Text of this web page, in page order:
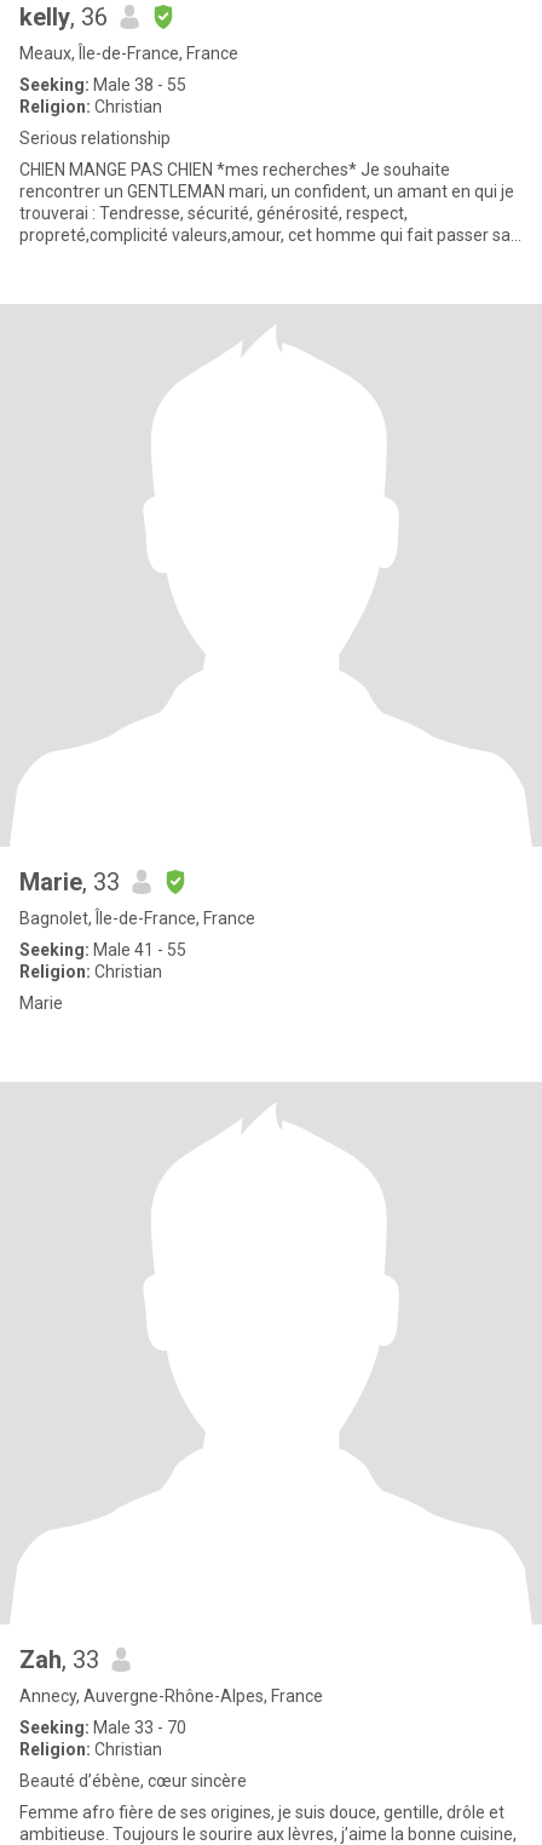
kelly, 36
Meaux, Île-de-France, France
Seeking: Male 38 - 55
Religion: Christian
Serious relationship
CHIEN MANGE PAS CHIEN *mes recherches* Je souhaite
rencontrer un GENTLEMAN mari, un confident, un amant en qui je
trouverai : Tendresse, sécurité, générosité, respect,
propreté,complicité valeurs,amour, cet homme qui fait passer sa
Marie, 33
Bagnolet, Île-de-France, France
Seeking: Male 41 - 55
Religion: Christian
Marie
Zah, 33
Annecy, Auvergne-Rhône-Alpes, France
Seeking: Male 33 - 70
Religion: Christian
Beauté d’ébène, cœur sincère
Femme afro fière de ses origines, je suis douce, gentille, drôle et
ambitieuse. Toujours le sourire aux lèvres, j’aime la bonne cuisine,